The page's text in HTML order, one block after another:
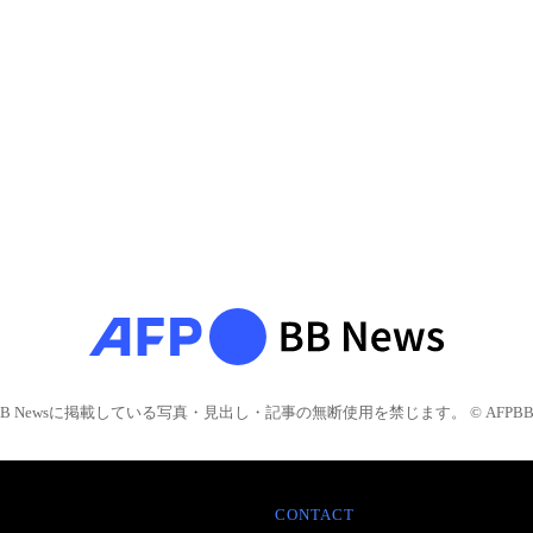
Newsに掲載している写真・見出し・記事の無断使用を禁じます。 © AFPBB
CONTACT